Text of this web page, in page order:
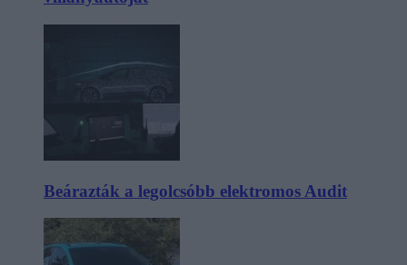
Beárazták a legolcsóbb elektromos Audit